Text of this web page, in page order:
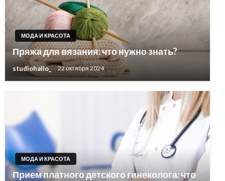
МОДА И КРАСОТА
Пряжа для вязания: что нужно знать?
studiohallo_ 22 октября 2024
МОДА И КРАСОТА
Прием платного детского гинеколога: что